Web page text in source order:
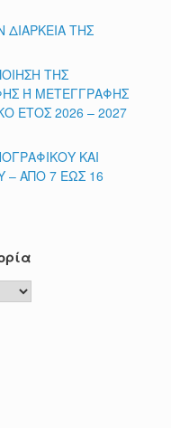
ΔΙΑΡΚΕΙΑ ΤΗΣ
ΤΗΣ
Ή ΜΕΤΕΓΓΡΑΦΗΣ
ΕΤΟΣ 2026 – 2027
ΚΑΙ
ΑΠΟ 7 ΕΩΣ 16